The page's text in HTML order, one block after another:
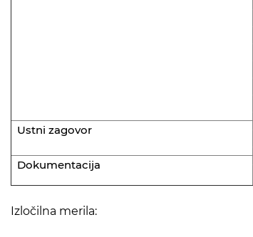
Ustni zagovor
Dokumentacija
Izločilna merila: